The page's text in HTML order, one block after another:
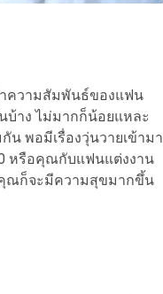
ความสัมพันธ์ของแฟน
บ้าง ไม่มากก็น้อยแหละ
น พอมีเรื่องวุ่นวายเข้ามา
หรือคุณกับแฟนแต่งงาน
ณก็จะมีความสุขมากขึ้น